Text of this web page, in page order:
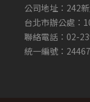
公司地址：242
台北市辦公處：
聯絡電話：02-
統一編號：